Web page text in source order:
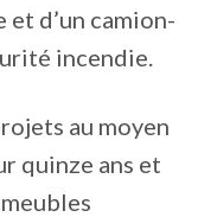
et d’un camion-
incendie.
au moyen
quinze ans et